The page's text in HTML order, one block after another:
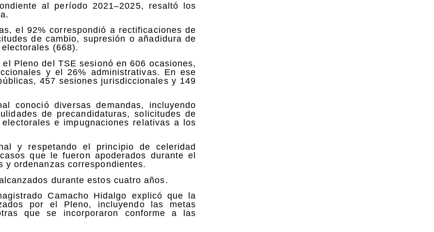
al período 2021–2025, resaltó los
el 92% correspondió a rectificaciones de
de cambio, supresión o añadidura de
(668).
Pleno del TSE sesionó en 606 ocasiones,
y el 26% administrativas. En ese
457 sesiones jurisdiccionales y 149
conoció diversas demandas, incluyendo
de precandidaturas, solicitudes de
e impugnaciones relativas a los
y respetando el principio de celeridad
que le fueron apoderados durante el
ordenanzas correspondientes.
durante estos cuatro años.
Camacho Hidalgo explicó que la
por el Pleno, incluyendo las metas
que se incorporaron conforme a las